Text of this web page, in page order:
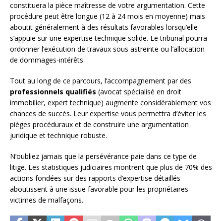
constituera la pièce maîtresse de votre argumentation. Cette
procédure peut être longue (12 à 24 mois en moyenne) mais
aboutit généralement à des résultats favorables lorsqu’elle
s’appuie sur une expertise technique solide. Le tribunal pourra
ordonner l’exécution de travaux sous astreinte ou l’allocation
de dommages-intérêts.
Tout au long de ce parcours, l’accompagnement par des
professionnels qualifiés (avocat spécialisé en droit
immobilier, expert technique) augmente considérablement vos
chances de succès. Leur expertise vous permettra d’éviter les
pièges procéduraux et de construire une argumentation
juridique et technique robuste.
N’oubliez jamais que la persévérance paie dans ce type de
litige. Les statistiques judiciaires montrent que plus de 70% des
actions fondées sur des rapports d’expertise détaillés
aboutissent à une issue favorable pour les propriétaires
victimes de malfaçons.